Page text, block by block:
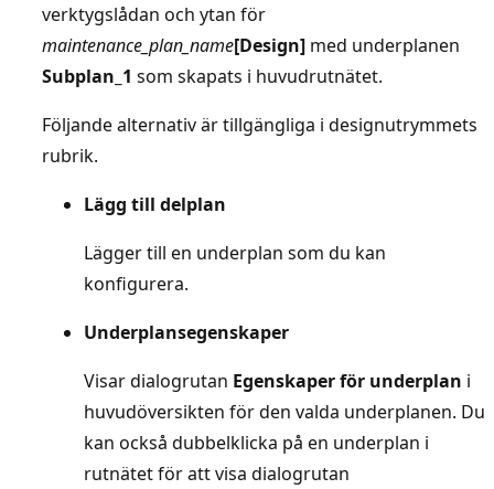
verktygslådan och ytan för
maintenance_plan_name[Design] med underplanen
Subplan_1 som skapats i huvudrutnätet.
Följande alternativ är tillgängliga i designutrymmets
rubrik.
Lägg till delplan
Lägger till en underplan som du kan
konfigurera.
Underplansegenskaper
Visar dialogrutan Egenskaper för underplan i
huvudöversikten för den valda underplanen. Du
kan också dubbelklicka på en underplan i
rutnätet för att visa dialogrutan